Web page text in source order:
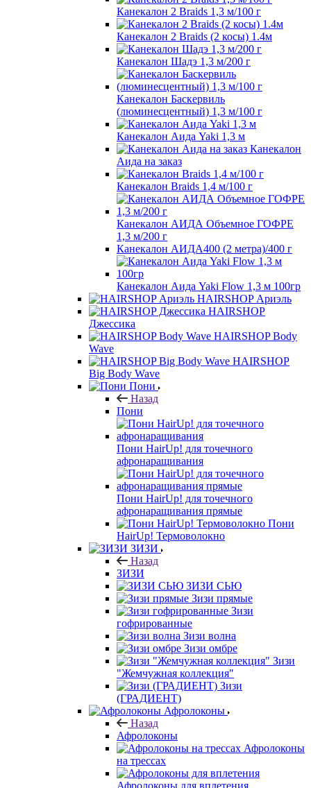
Канекалон 2 Braids 1,3 м/100 г
Канекалон 2 Braids (2 косы) 1.4м
Канекалон Шадэ 1,3 м/200 г
Канекалон Баскервиль
(люминесцентный) 1,3 м/100 г
Канекалон Аида Yaki 1,3 м
Канекалон
Аида на заказ
Канекалон Braids 1,4 м/100 г
Канекалон АИДА Объемное ГОФРЕ
1,3 м/200 г
Канекалон АИДА400 (2 метра)/400 г
Канекалон Аида Yaki Flow 1,3 м 100гр
HAIRSHOP Ариэль
HAIRSHOP
Джессика
HAIRSHOP Body
Wave
HAIRSHOP
Big Body Wave
Пони
Назад
Пони
Пони HairUp! для точечного
афронаращивания
Пони HairUp! для точечного
афронаращивания прямые
Пони
HairUp! Термоволокно
ЗИЗИ
Назад
ЗИЗИ
ЗИЗИ СЬЮ
Зизи прямые
Зизи
гофрированные
Зизи волна
Зизи омбре
Зизи
"Жемчужная коллекция"
Зизи
(ГРАДИЕНТ)
Афролоконы
Назад
Афролоконы
Афролоконы
на трессах
Афролоконы для вплетения